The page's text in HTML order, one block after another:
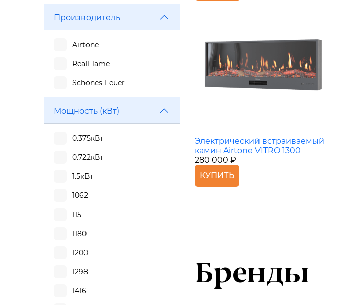
Производитель
Airtone
RealFlame
Schones-Feuer
Мощность (кВт)
0.375кВт
0.722кВт
1.5кВт
1062
115
1180
1200
1298
1416
Электрический встраиваемый
камин Airtone VITRO 1300
280 000 ₽
КУПИТЬ
Бренды